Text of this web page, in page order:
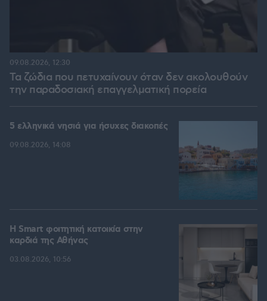
Τα ζώδια που πετυχαίνουν όταν δεν ακολουθούν
την παραδοσιακή επαγγελματική πορεία
09.08.2026, 12:30
5 ελληνικά νησιά για ήσυχες διακοπές
09.08.2026, 14:08
Η Smart φοιτητική κατοικία στην
καρδιά της Αθήνας
03.08.2026, 10:56